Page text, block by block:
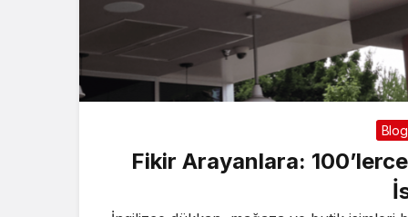
Blog
Fikir Arayanlara: